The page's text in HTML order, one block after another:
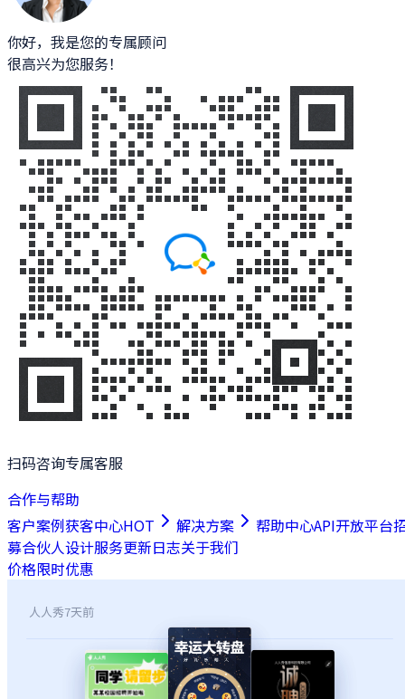
你好，我是您的专属顾问
很高兴为您服务！
扫码咨询专属客服
合作与帮助
客户案例获客中心HOT 解决方案 帮助中心API开放平台
募合伙人设计服务更新日志关于我们
价格限时优惠
人人秀7天前